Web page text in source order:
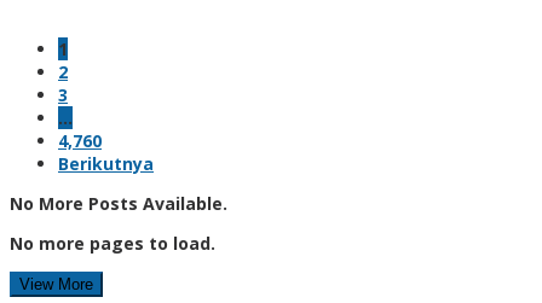
1
2
3
…
4,760
Berikutnya
No More Posts Available.
No more pages to load.
View More